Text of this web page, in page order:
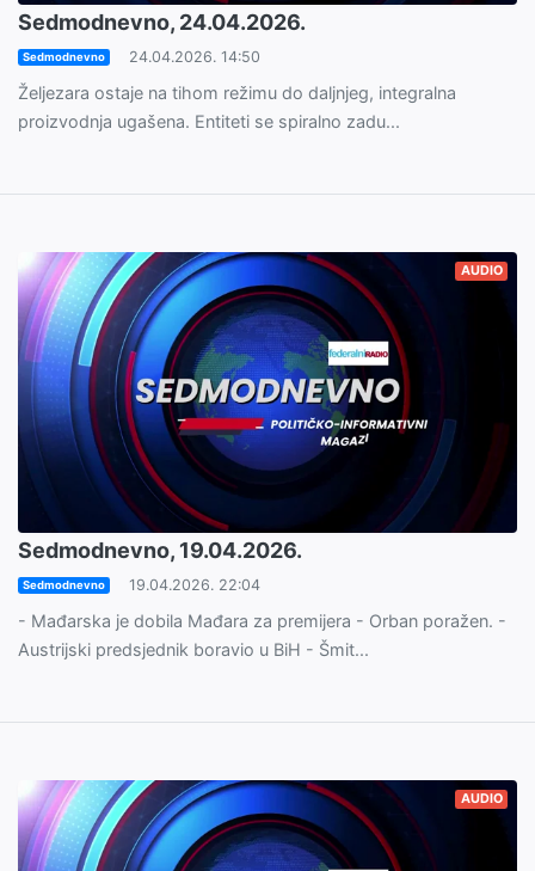
Sedmodnevno, 24.04.2026.
Sedmodnevno 24.04.2026. 14:50
Željezara ostaje na tihom režimu do daljnjeg, integralna
proizvodnja ugašena. Entiteti se spiralno zadu...
AUDIO
Sedmodnevno, 19.04.2026.
Sedmodnevno 19.04.2026. 22:04
- Mađarska je dobila Mađara za premijera - Orban poražen. -
Austrijski predsjednik boravio u BiH - Šmit...
AUDIO